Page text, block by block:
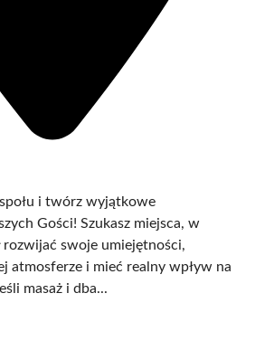
i twórz wyjątkowe
Gości! Szukasz miejsca, w
rozwijać swoje umiejętności,
atmosferze i mieć realny wpływ na
masaż i dba...